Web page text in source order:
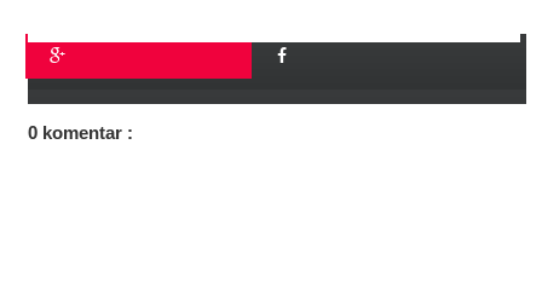
0 komentar :